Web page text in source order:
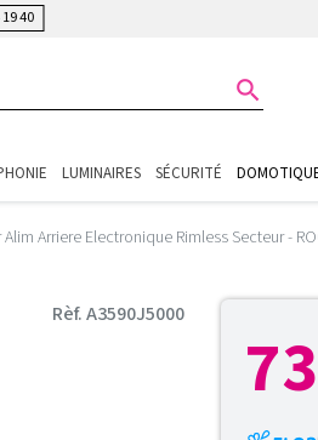
40

LUMINAIRES SÉCURITÉ
Arriere Electronique Rimless Secteur -
Rèf. A3590J5000